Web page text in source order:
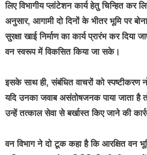
लिए विभागीय प्लांटेशन कार्य हेतु चिन्हित कर
अनुसार, आगामी दो दिनों के भीतर भूमि पर
सुरक्षा खाई निर्माण का कार्य प्रारंभ कर दिया
वन स्वरूप में विकसित किया जा सके।
इसके साथ ही, संबंधित वाचरों को स्पष्टीकरण
यदि उनका जवाब असंतोषजनक पाया जाता है
उन्हें तत्काल सेवा से बर्खास्त किए जाने की
वन विभाग ने दो टूक कहा है कि आरक्षित वन